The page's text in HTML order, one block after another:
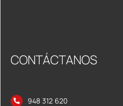
CONTÁCTANOS
948 312 620